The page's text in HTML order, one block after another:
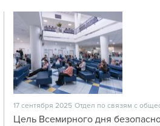
17 сентября 2025 Отдел по связям с
Цель Всемирного дня